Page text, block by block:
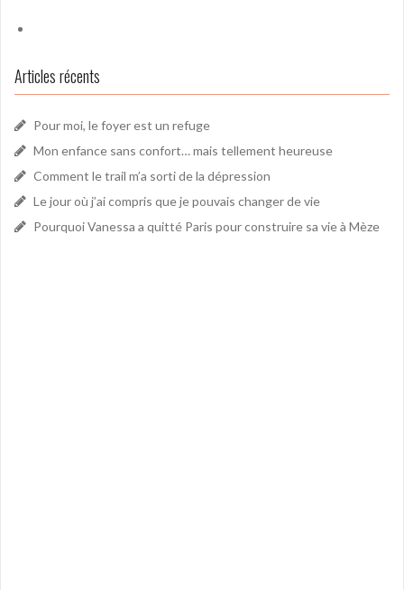
Articles récents
Pour moi, le foyer est un refuge
Mon enfance sans confort… mais tellement heureuse
Comment le trail m’a sorti de la dépression
Le jour où j’ai compris que je pouvais changer de vie
Pourquoi Vanessa a quitté Paris pour construire sa vie à Mèze